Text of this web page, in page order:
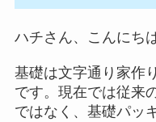
ハチさん、こんにちは
基礎は文字通り家作
です。現在では従来
ではなく、基礎パッ